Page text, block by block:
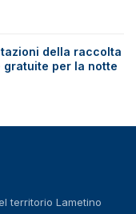
della raccolta
per la notte
territorio Lametino